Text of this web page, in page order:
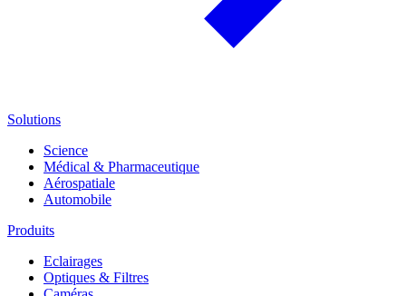
Solutions
Science
Médical & Pharmaceutique
Aérospatiale
Automobile
Produits
Eclairages
Optiques & Filtres